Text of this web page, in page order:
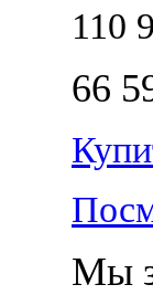
110
66
Мы